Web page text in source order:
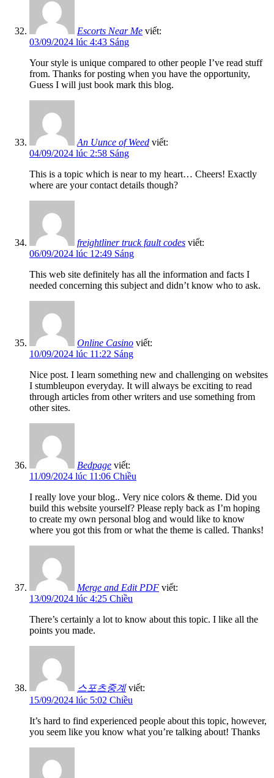
Escorts Near Me viết:
03/09/2024 lúc 4:43 Sáng
Your style is unique compared to other people I’ve read stuff
from. Thanks for posting when you have the opportunity,
Guess I will just book mark this blog.
An Uunce of Weed viết:
04/09/2024 lúc 2:58 Sáng
This is a topic which is near to my heart… Cheers! Exactly
where are your contact details though?
freightliner truck fault codes viết:
06/09/2024 lúc 12:49 Sáng
This web site definitely has all the information and facts I
needed concerning this subject and didn’t know who to ask.
Online Casino viết:
10/09/2024 lúc 11:22 Sáng
Nice post. I learn something new and challenging on websites
I stumbleupon everyday. It will always be exciting to read
through articles from other writers and use something from
other sites.
Bedpage viết:
11/09/2024 lúc 11:06 Chiều
I really love your blog.. Very nice colors & theme. Did you
build this website yourself? Please reply back as I’m hoping
to create my own personal blog and would like to know
where you got this from or what the theme is called. Thanks!
Merge and Edit PDF viết:
13/09/2024 lúc 4:25 Chiều
There’s certainly a lot to know about this topic. I like all the
points you made.
스포츠중계 viết:
15/09/2024 lúc 5:02 Chiều
It’s hard to find experienced people about this topic, however,
you seem like you know what you’re talking about! Thanks